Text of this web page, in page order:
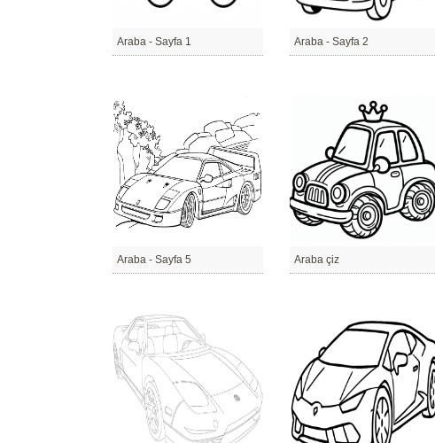
Araba - Sayfa 1 Araba - Sayfa 2
Araba - Sayfa 5 Araba çiz